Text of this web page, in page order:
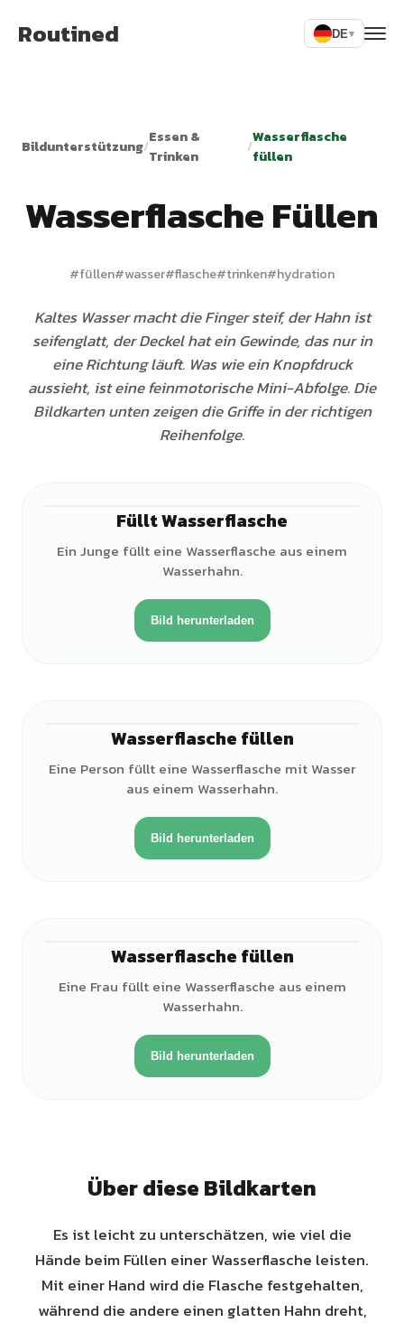
Routined DE▾
Bildunterstützung/Essen &
Trinken
/Wasserflasche
füllen
Wasserflasche Füllen
#füllen#wasser#flasche#trinken#hydration
Kaltes Wasser macht die Finger steif, der Hahn ist
seifenglatt, der Deckel hat ein Gewinde, das nur in
eine Richtung läuft. Was wie ein Knopfdruck
aussieht, ist eine feinmotorische Mini-Abfolge. Die
Bildkarten unten zeigen die Griffe in der richtigen
Reihenfolge.
Füllt Wasserflasche
Ein Junge füllt eine Wasserflasche aus einem
Wasserhahn.
Bild herunterladen
Wasserflasche füllen
Eine Person füllt eine Wasserflasche mit Wasser
aus einem Wasserhahn.
Bild herunterladen
Wasserflasche füllen
Eine Frau füllt eine Wasserflasche aus einem
Wasserhahn.
Bild herunterladen
Über diese Bildkarten
Es ist leicht zu unterschätzen, wie viel die
Hände beim Füllen einer Wasserflasche leisten.
Mit einer Hand wird die Flasche festgehalten,
während die andere einen glatten Hahn dreht,